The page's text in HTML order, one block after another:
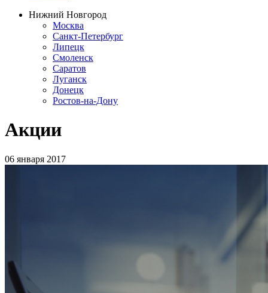
Нижний Новгород
Москва
Санкт-Петербург
Липецк
Смоленск
Саратов
Луганск
Донецк
Ростов-на-Дону
Акции
06 января 2017